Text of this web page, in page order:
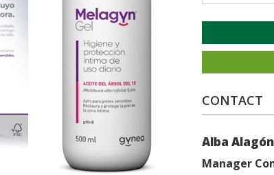
CONTACT
Alba Alagón
Manager